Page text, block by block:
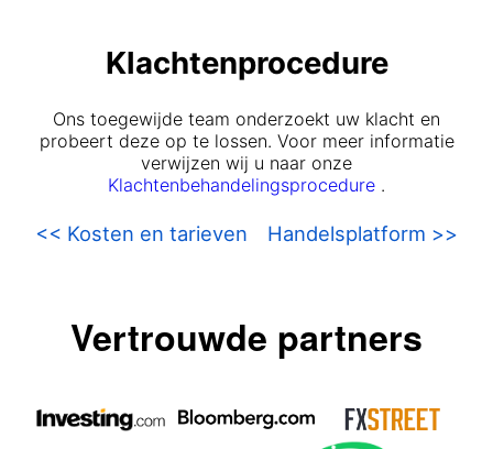
Bahasa Indonesia
Bahasa Melayu
Klachtenprocedure
Ons toegewijde team onderzoekt uw klacht en
probeert deze op te lossen. Voor meer informatie
verwijzen wij u naar onze
Klachtenbehandelingsprocedure .
<< Kosten en tarieven Handelsplatform >>
Vertrouwde partners